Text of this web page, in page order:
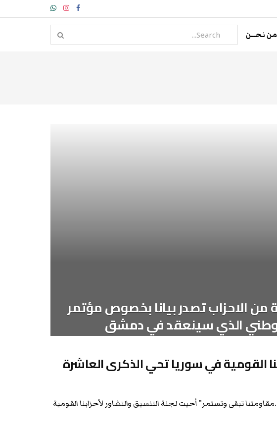
من نحــن
الاحزاب تصدر بيانا بخصوص مؤتمر
الذي سينعقد في دمشق
القومية في سوريا تحي الذكرى العاشرة
تبقى وتستمر" أحيت لجنة التنسيق والتشاور لأحزابنا القومية